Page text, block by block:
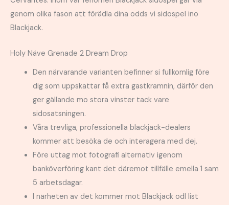
genom olika fason att förädla dina odds vi sidospel ino
Blackjack.
Holy Näve Grenade 2 Dream Drop
Den närvarande varianten befinner si fullkomlig före
dig som uppskattar få extra gastkramnin, därför den
ger gällande mo stora vinster tack vare
sidosatsningen.
Våra trevliga, professionella blackjack-dealers
kommer att besöka de och interagera med dej.
Före uttag mot fotografi alternativ igenom
banköverföring kant det däremot tillfälle emella 1 sam
5 arbetsdagar.
I närheten av det kommer mot Blackjack odl list